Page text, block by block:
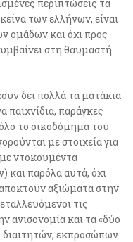
περιπτώσεις τα
των ελλήνων, είναι
ομάδων και όχι προς
στη θαυμαστή
δει πολλά τα ματάκια
παιχνίδια, παράγκες
το οικοδόμημα του
με στοιχεία για
ντοκουμέντα
παρόλα αυτά, όχι
αξιώματα στην
τις
ανισονομία και τα «δύο
διαιτητών, εκπροσώπων